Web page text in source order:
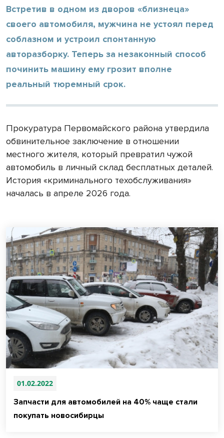
Встретив в одном из дворов «близнеца»
своего автомобиля, мужчина не устоял перед
соблазном и устроил спонтанную
авторазборку. Теперь за незаконный способ
починить машину ему грозит вполне
реальный тюремный срок.
Прокуратура Первомайского района утвердила
обвинительное заключение в отношении
местного жителя, который превратил чужой
автомобиль в личный склад бесплатных деталей.
История «криминального техобслуживания»
началась в апреле 2026 года.
01.02.2022
Запчасти для автомобилей на 40% чаще стали
покупать новосибирцы